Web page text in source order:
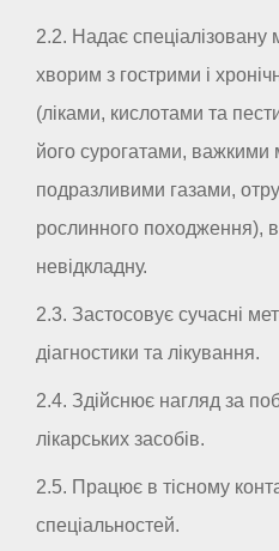
2.2. Надає
хворим з гострими і
(ліками, кислотами та
його сурогатами, важкими
подразливими газами,
рослинного походження),
невідкладну.
2.3. Застосовує сучасні
діагностики та лікування.
2.4. Здійснює нагляд за
лікарських засобів.
2.5. Працює в тісному
спеціальностей.